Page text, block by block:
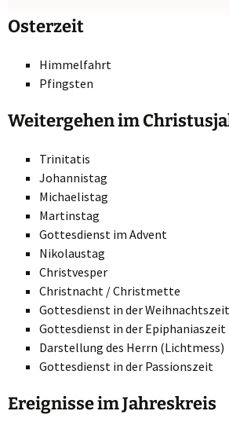
Osterzeit
Himmelfahrt
Pfingsten
Weitergehen im
Trinitatis
Johannistag
Michaelistag
Martinstag
Gottesdienst im Advent
Nikolaustag
Christvesper
Christnacht / Christmette
Gottesdienst in der Weihnachtszeit
Gottesdienst in der Epiphaniaszeit
Darstellung des Herrn (Lichtmess)
Gottesdienst in der Passionszeit
Ereignisse im Jahreskreis